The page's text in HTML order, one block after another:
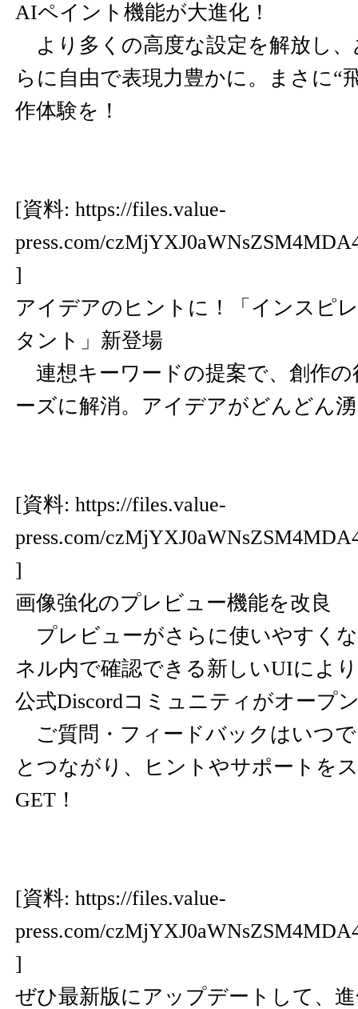
AIペイント機能が大進化！
より多くの高度な設定を解放し
らに自由で表現力豊かに。まさに“
作体験を！
[資料: https://files.value-
press.com/
]
アイデアのヒントに！「インスピ
タント」新登場
連想キーワードの提案で、創作
ーズに解消。アイデアがどんどん
[資料: https://files.value-
press.com/
]
画像強化のプレビュー機能を改良
プレビューがさらに使いやすく
ネル内で確認できる新しいUIによ
公式Discordコミュニティがオープ
ご質問・フィードバックはいつ
とつながり、ヒントやサポートを
GET！
[資料: https://files.value-
press.com/
]
ぜひ最新版にアップデートして、